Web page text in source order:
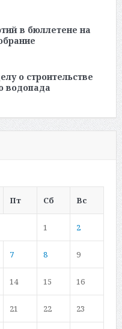
в бюллетене на
о строительстве
водопада
Пт Сб Вс
1 2
7 8 9
14 15 16
21 22 23